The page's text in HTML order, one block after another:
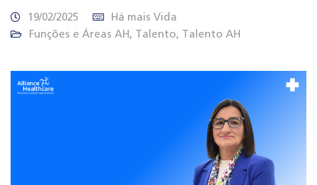
19/02/2025
Há mais Vida
Funções e Áreas AH , Talento, Talento AH